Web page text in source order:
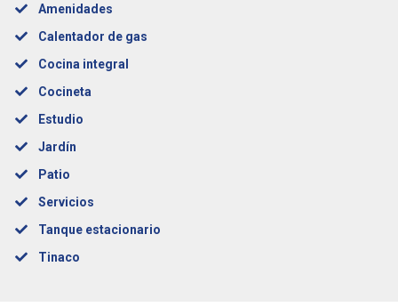
Amenidades
Calentador de gas
Cocina integral
Cocineta
Estudio
Jardín
Patio
Servicios
Tanque estacionario
Tinaco